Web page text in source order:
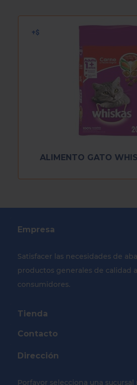
ALIMENTO GATO
Empresa
Satisfacer las necesidades de
productos generales de calidad
consumidores.
Tienda
Contacto
Dirección
Porfavor selecciona una sucursal